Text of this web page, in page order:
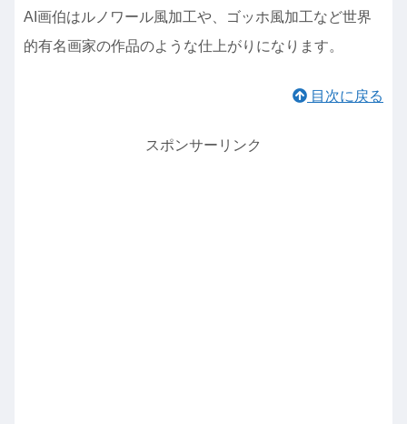
AI画伯はルノワール風加工や、ゴッホ風加工など世界
的有名画家の作品のような仕上がりになります。
目次に戻る
スポンサーリンク